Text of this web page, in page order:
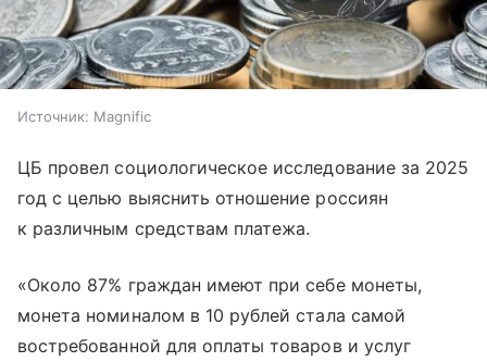
Источник: Magnific
ЦБ провел социологическое исследование за 2025
год с целью выяснить отношение россиян
к различным средствам платежа.
«Около 87% граждан имеют при себе монеты,
монета номиналом в 10 рублей стала самой
востребованной для оплаты товаров и услуг